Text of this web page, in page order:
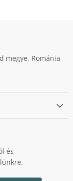
megye, Románia
és